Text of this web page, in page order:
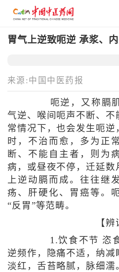
胃气上逆致呃逆 承浆、
来源:中国中医药报
呃逆，又称膈
气逆、喉间呃声不断、不
常情况下，也会发生呃
时，不治而愈，多为正
断、不能自主者，则为
病，或昼夜不停，迁延数
上逆动膈而成。往往继
疡、肝硬化、胃癌等。
“反胃”等范畴。
【
1.饮食不节 恣
逆频作，隐痛不适，纳
淡红，舌苔略腻，脉细濡